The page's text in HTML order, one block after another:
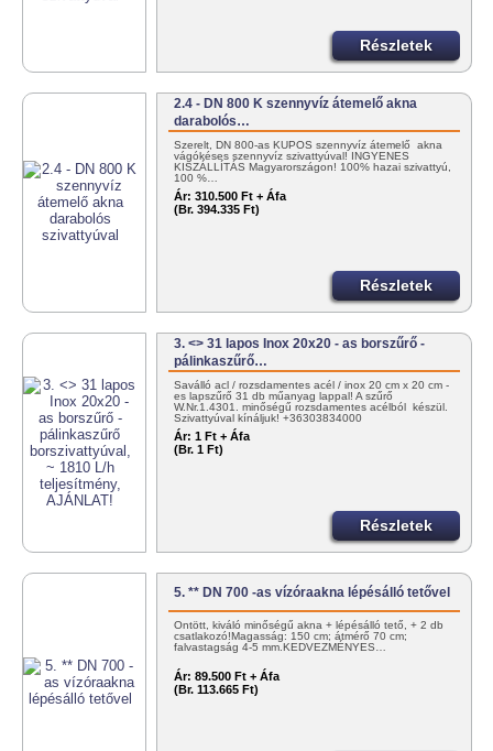
Részletek
2.4 - DN 800 K szennyvíz átemelő akna
darabolós…
Szerelt, DN 800-as KÚPOS szennyvíz átemelő akna
vágókéses szennyvíz szivattyúval! INGYENES
KISZÁLLÍTÁS Magyarországon! 100% hazai szivattyú,
100 %…
Ár: 310.500 Ft + Áfa
(Br. 394.335 Ft)
Részletek
3. <> 31 lapos Inox 20x20 - as borszűrő -
pálinkaszűrő…
Saválló acl / rozsdamentes acél / inox 20 cm x 20 cm -
es lapszűrő 31 db műanyag lappal! A szűrő
W.Nr.1.4301. minőségű rozsdamentes acélból készül.
Szivattyúval kínáljuk! +36303834000
info@tartalygyar.hu
Ár: 1 Ft + Áfa
(Br. 1 Ft)
Részletek
5. ** DN 700 -as vízóraakna lépésálló tetővel
Öntött, kiváló minőségű akna + lépésálló tető, + 2 db
csatlakozó!Magasság: 150 cm; átmérő 70 cm;
falvastagság 4-5 mm.KEDVEZMÉNYES…
Ár: 89.500 Ft + Áfa
(Br. 113.665 Ft)